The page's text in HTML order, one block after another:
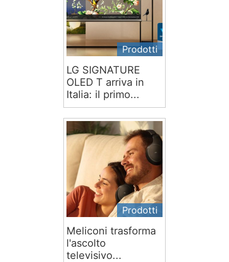
Prodotti
LG SIGNATURE
OLED T arriva in
Italia: il primo...
Prodotti
Meliconi trasforma
l'ascolto
televisivo...